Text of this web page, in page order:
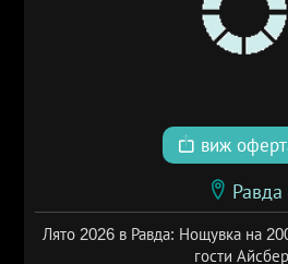
виж
Равда
Лято 2026 в Равда: Нощувка на
гости